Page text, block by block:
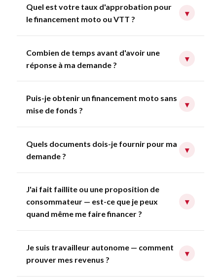
Quel est votre taux d'approbation pour
le financement moto ou VTT ?
▾
Combien de temps avant d'avoir une
réponse à ma demande ?
▾
Puis-je obtenir un financement moto sans
mise de fonds ?
▾
Quels documents dois-je fournir pour ma
demande ?
▾
J'ai fait faillite ou une proposition de
consommateur — est-ce que je peux
quand même me faire financer ?
▾
Je suis travailleur autonome — comment
prouver mes revenus ?
▾